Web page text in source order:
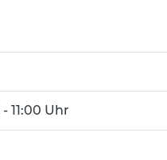
11:00 Uhr